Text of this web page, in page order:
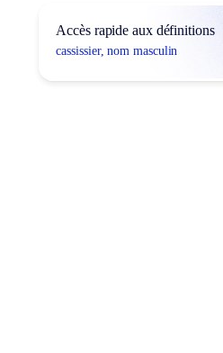
Accès rapide aux définitions
cassissier, nom masculin